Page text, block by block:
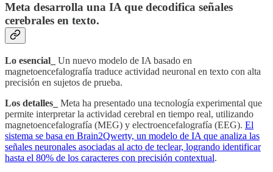
Meta desarrolla una IA que decodifica señales
cerebrales en texto.
Lo esencial_ Un nuevo modelo de IA basado en
magnetoencefalografía traduce actividad neuronal en texto con alta
precisión en sujetos de prueba.
Los detalles_
Meta ha presentado una tecnología experimental que
permite interpretar la actividad cerebral en tiempo real, utilizando
magnetoencefalografía (MEG) y electroencefalografía (EEG). El
sistema se basa en Brain2Qwerty, un modelo de IA que analiza las
señales neuronales asociadas al acto de teclear, logrando identificar
hasta el 80% de los caracteres con precisión contextual.